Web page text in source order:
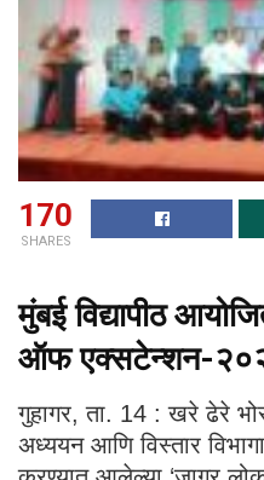
170
SHARES
मुंबई विद्यापीठ
ऑफ एक्सटेन्शन-
गुहागर, ता. 14 : खरे ढेरे
अध्ययन आणि विस्तार